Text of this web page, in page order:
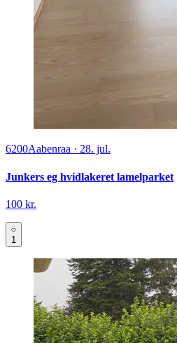
6200Aabenraa · 28. jul.
Junkers eg hvidlakeret lamelparket
100 kr.
1